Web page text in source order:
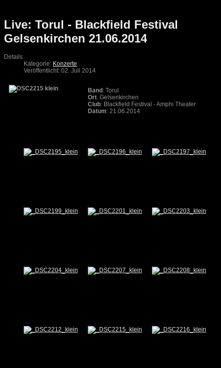
Live: Torul - Blackfield Festival
Gelsenkirchen 21.06.2014
Details
Kategorie: Konzerte
Veröffentlicht: 02. Juli 2014
Band : Torul
Ort: Gelsenkirchen
Club: Blackfield Festival - Amphi Theater
Datum: 21.06.2014